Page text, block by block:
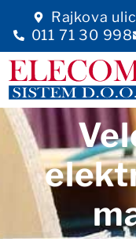
Rajkova
011 71 30 998